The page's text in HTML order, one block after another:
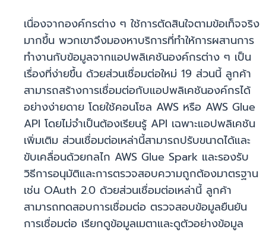
เนื่องจากองค์กรต่าง ๆ ใช้การตัดสินใจตามข้อเท็จจริง
มากขึ้น พวกเขาจึงมองหาบริการที่ทำให้การผสานการ
ทำงานกับข้อมูลจากแอปพลิเคชันองค์กรต่าง ๆ เป็น
เรื่องที่ง่ายขึ้น ด้วยส่วนเชื่อมต่อใหม่ 19 ส่วนนี้ ลูกค้า
สามารถสร้างการเชื่อมต่อกับแอปพลิเคชันองค์กรได้
อย่างง่ายดาย โดยใช้คอนโซล AWS หรือ AWS Glue
API โดยไม่จำเป็นต้องเรียนรู้ API เฉพาะแอปพลิเคชัน
เพิ่มเติม ส่วนเชื่อมต่อเหล่านี้สามารถปรับขนาดได้และ
ขับเคลื่อนด้วยกลไก AWS Glue Spark และรองรับ
วิธีการอนุมัติและการตรวจสอบความถูกต้องมาตรฐาน
เช่น OAuth 2.0 ด้วยส่วนเชื่อมต่อเหล่านี้ ลูกค้า
สามารถทดสอบการเชื่อมต่อ ตรวจสอบข้อมูลยืนยัน
การเชื่อมต่อ เรียกดูข้อมูลเมตาและดูตัวอย่างข้อมูล